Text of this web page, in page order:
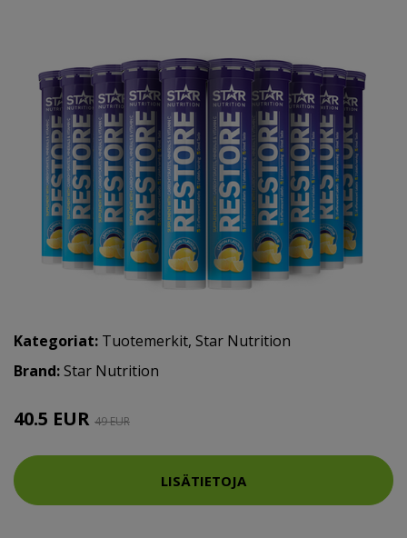
Kategoriat: Tuotemerkit, Star Nutrition
Brand:Star Nutrition
40.5 EUR 49 EUR
LISÄTIETOJA